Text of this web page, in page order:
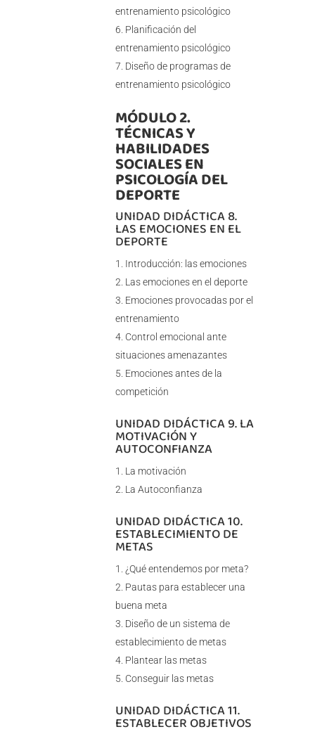
entrenamiento psicológico
Planificación del
entrenamiento psicológico
Diseño de programas de
entrenamiento psicológico
MÓDULO 2.
TÉCNICAS Y
HABILIDADES
SOCIALES EN
PSICOLOGÍA DEL
DEPORTE
UNIDAD DIDÁCTICA 8.
LAS EMOCIONES EN EL
DEPORTE
Introducción: las emociones
Las emociones en el deporte
Emociones provocadas por el
entrenamiento
Control emocional ante
situaciones amenazantes
Emociones antes de la
competición
UNIDAD DIDÁCTICA 9. LA
MOTIVACIÓN Y
AUTOCONFIANZA
La motivación
La Autoconfianza
UNIDAD DIDÁCTICA 10.
ESTABLECIMIENTO DE
METAS
¿Qué entendemos por meta?
Pautas para establecer una
buena meta
Diseño de un sistema de
establecimiento de metas
Plantear las metas
Conseguir las metas
UNIDAD DIDÁCTICA 11.
ESTABLECER OBJETIVOS